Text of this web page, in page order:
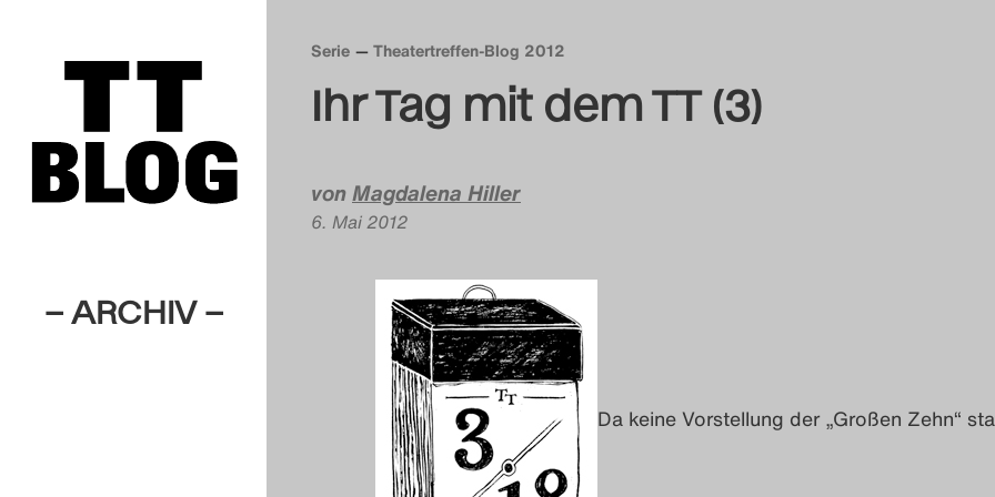
– ARCHIV –
Serie Theatertreffen-Blog 2012
Ihr Tag mit dem TT (3)
vonMagdalena Hiller
6. Mai 2012
Da keine Vorstellung der „Großen Zehn“